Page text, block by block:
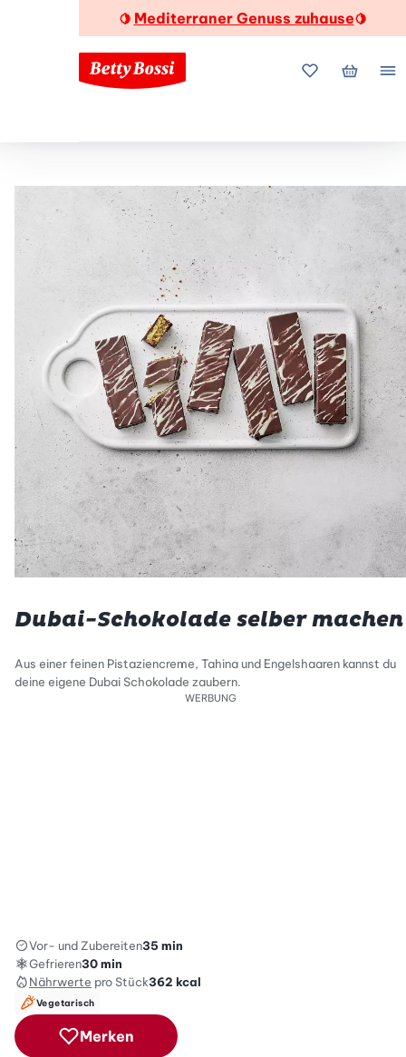
🍋 Mediterraner Genuss zuhause🍋
MeineMein
Dubai-Schokolade selber machen
Aus einer feinen Pistaziencreme, Tahina und Engelshaaren kannst du
deine eigene Dubai Schokolade zaubern.
WERBUNG
Vor- und Zubereiten35 min
Gefrieren30 min
Nährwerte pro Stück362 kcal
Vegetarisch
Merken